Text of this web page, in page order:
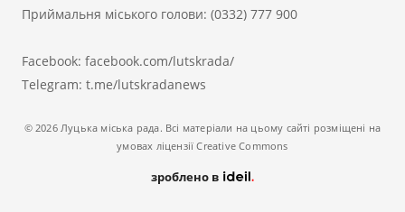
Приймальня міського голови: (0332) 777 900
Facebook: facebook.com/lutskrada/
Telegram: t.me/lutskradanews
© 2026 Луцька міська рада. Всі матеріали на цьому сайті розміщені на
умовах ліцензії Creative Commons
зроблено в